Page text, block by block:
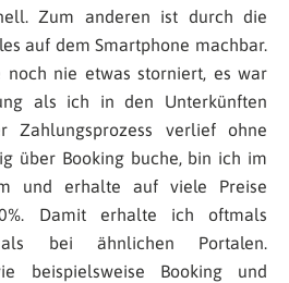
Zum anderen ist durch die
auf dem Smartphone machbar.
nie etwas storniert, es war
als ich in den Unterkünften
Zahlungsprozess verlief ohne
über Booking buche, bin ich im
und erhalte auf viele Preise
Damit erhalte ich oftmals
bei ähnlichen Portalen.
beispielsweise Booking und